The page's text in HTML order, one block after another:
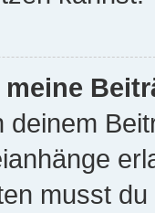
deinem
musst